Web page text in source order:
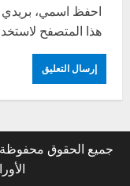
احفظ اسمي، بريدي
هذا المتصفح
جميع الحقوق محفوظة